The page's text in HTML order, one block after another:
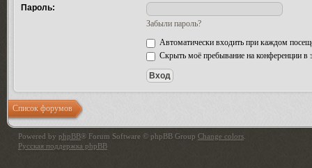
Пароль:
Забыли пароль?
Автоматически входить при каждом
Скрыть моё пребывание на конференции в
Список форумов
Powered by phpBB® Forum Software © phpBB Group Change colors
Русская поддержка phpBB